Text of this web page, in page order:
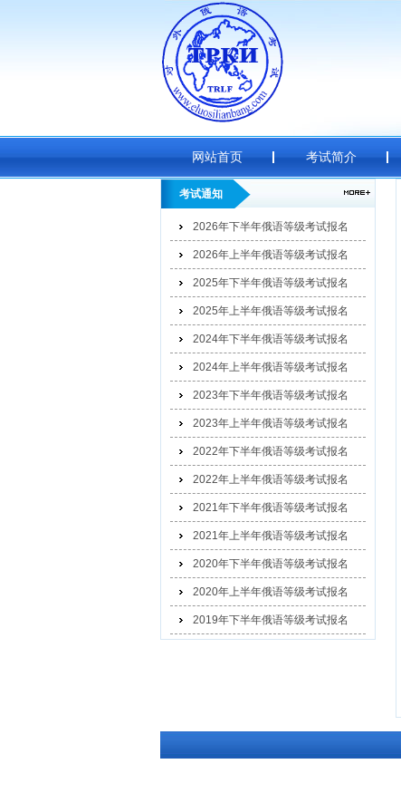
网站首页 考试简介
考试通知
2026年下半年俄语等级考试报名
2026年上半年俄语等级考试报名
2025年下半年俄语等级考试报名
2025年上半年俄语等级考试报名
2024年下半年俄语等级考试报名
2024年上半年俄语等级考试报名
2023年下半年俄语等级考试报名
2023年上半年俄语等级考试报名
2022年下半年俄语等级考试报名
2022年上半年俄语等级考试报名
2021年下半年俄语等级考试报名
2021年上半年俄语等级考试报名
2020年下半年俄语等级考试报名
2020年上半年俄语等级考试报名
2019年下半年俄语等级考试报名